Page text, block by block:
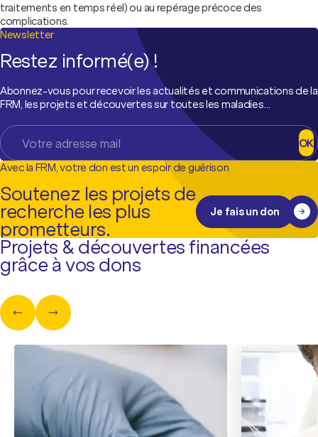
traitements en temps réel) ou au repérage précoce des
complications.
Newsletter
Restez informé(e) !
Abonnez-vous pour recevoir les actualités et communications de la
FRM, les projets et découvertes sur toutes les maladies…
OK
Avec la FRM, votre don est un espoir de guérison
Soutenez les projets de
recherche les plus
prometteurs.
Je fais un don
Projets & découvertes financées
grâce à vos dons